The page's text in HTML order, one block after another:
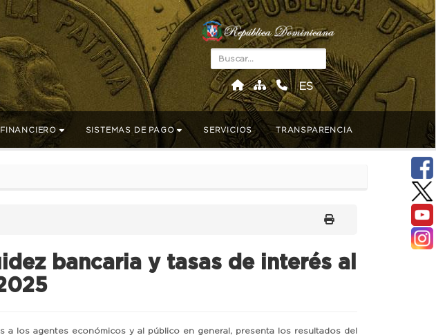
ES
SISTEMAS DE PAGO SERVICIOS TRANSPARENCIA
bancaria y tasas de interés al
a los agentes económicos y al público en general, presenta los resultados del